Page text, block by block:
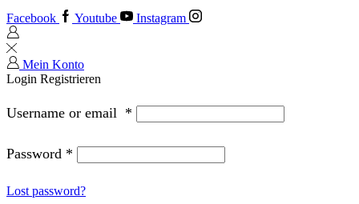
Facebook Youtube Instagram
Mein Konto
Login Registrieren
Username or email *
Password *
Lost password?